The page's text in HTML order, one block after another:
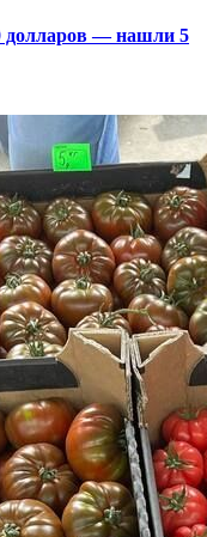
долларов — нашли 5